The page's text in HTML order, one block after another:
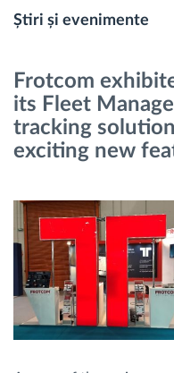
Managementul
Planificarea și
Identificarea
Descopera toate
Știri și evenimente
Frotcom
its Fleet
tracking
exciting new